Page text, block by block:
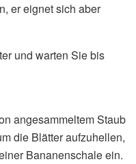
er eignet sich aber
und warten Sie bis
angesammeltem Staub
die Blätter aufzuhellen,
Bananenschale ein.